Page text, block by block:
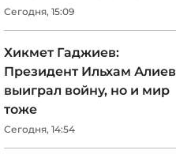
Сегодня, 15:09
Хикмет Гаджиев:
Президент Ильхам Алиев
выиграл войну, но и мир
тоже
Сегодня, 14:54